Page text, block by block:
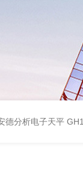
德分析电子天平